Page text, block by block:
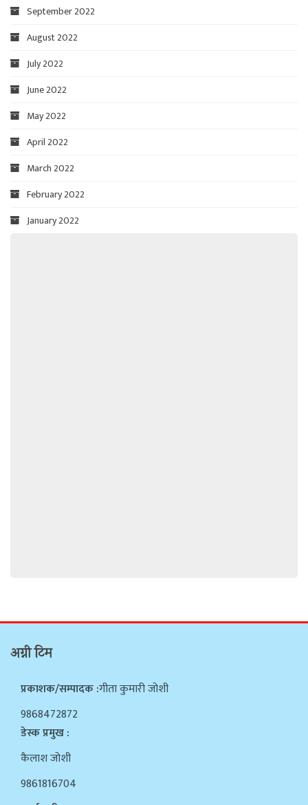
September 2022
August 2022
July 2022
June 2022
May 2022
April 2022
March 2022
February 2022
January 2022
अग्नी टिम
प्रकाशक/सम्पादक :गीता कुमारी जोशी
9868472872
डेस्क प्रमुख :
कैलाश जोशी
9861816704